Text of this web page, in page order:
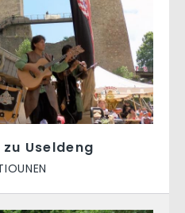
Useldeng